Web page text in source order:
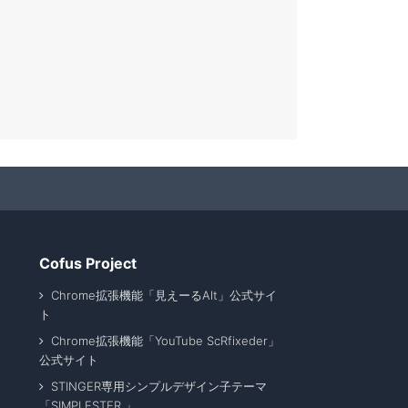
Cofus Project
Chrome拡張機能「見えーるAlt」公式サイ
ト
Chrome拡張機能「YouTube ScRfixeder」
公式サイト
STINGER専用シンプルデザイン子テーマ
「SIMPLESTER 」